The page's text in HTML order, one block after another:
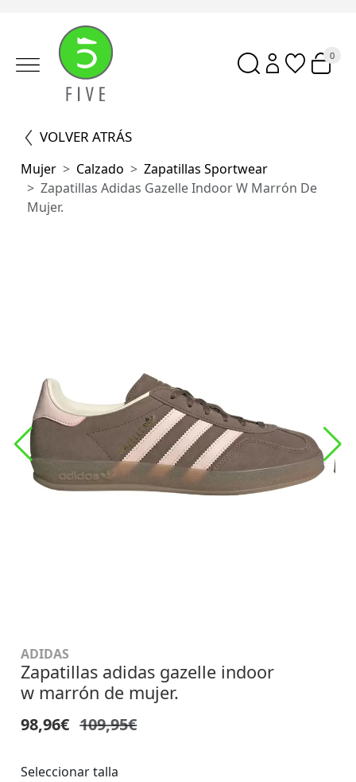
0
VOLVER ATRÁS
Mujer Calzado
Zapatillas Sportwear
Zapatillas Adidas Gazelle Indoor W Marrón De
Mujer.
ADIDAS
Zapatillas adidas gazelle indoor
w marrón de mujer.
98,96€ 109,95€
Seleccionar talla